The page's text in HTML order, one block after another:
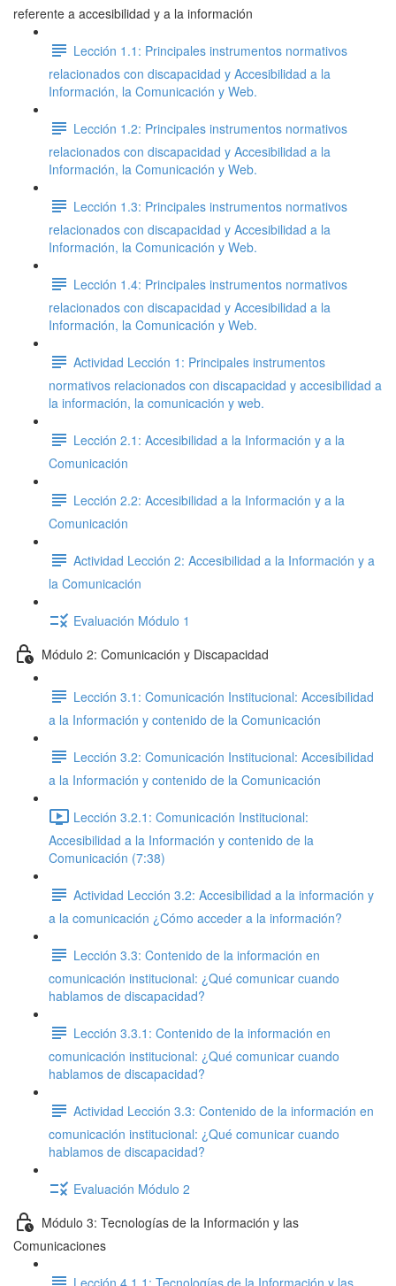
referente a accesibilidad y a la información
Lección 1.1: Principales instrumentos normativos
relacionados con discapacidad y Accesibilidad a la
Información, la Comunicación y Web.
Lección 1.2: Principales instrumentos normativos
relacionados con discapacidad y Accesibilidad a la
Información, la Comunicación y Web.
Lección 1.3: Principales instrumentos normativos
relacionados con discapacidad y Accesibilidad a la
Información, la Comunicación y Web.
Lección 1.4: Principales instrumentos normativos
relacionados con discapacidad y Accesibilidad a la
Información, la Comunicación y Web.
Actividad Lección 1: Principales instrumentos
normativos relacionados con discapacidad y accesibilidad a
la información, la comunicación y web.
Lección 2.1: Accesibilidad a la Información y a la
Comunicación
Lección 2.2: Accesibilidad a la Información y a la
Comunicación
Actividad Lección 2: Accesibilidad a la Información y a
la Comunicación
Evaluación Módulo 1
Módulo 2: Comunicación y Discapacidad
Lección 3.1: Comunicación Institucional: Accesibilidad
a la Información y contenido de la Comunicación
Lección 3.2: Comunicación Institucional: Accesibilidad
a la Información y contenido de la Comunicación
Lección 3.2.1: Comunicación Institucional:
Accesibilidad a la Información y contenido de la
Comunicación (7:38)
Actividad Lección 3.2: Accesibilidad a la información y
a la comunicación ¿Cómo acceder a la información?
Lección 3.3: Contenido de la información en
comunicación institucional: ¿Qué comunicar cuando
hablamos de discapacidad?
Lección 3.3.1: Contenido de la información en
comunicación institucional: ¿Qué comunicar cuando
hablamos de discapacidad?
Actividad Lección 3.3: Contenido de la información en
comunicación institucional: ¿Qué comunicar cuando
hablamos de discapacidad?
Evaluación Módulo 2
Módulo 3: Tecnologías de la Información y las
Comunicaciones
Lección 4.1.1: Tecnologías de la Información y las